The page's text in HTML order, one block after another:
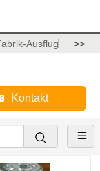
Ausflug >>
Kontakt